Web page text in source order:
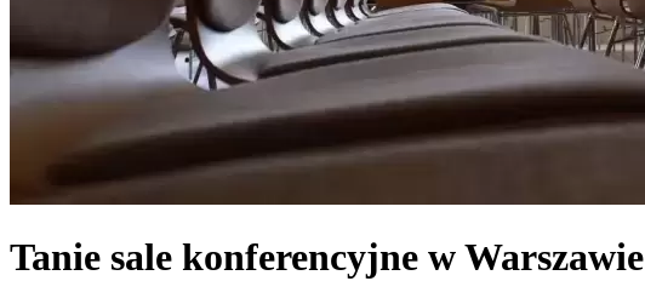
Tanie sale konferencyjne w Warszawie